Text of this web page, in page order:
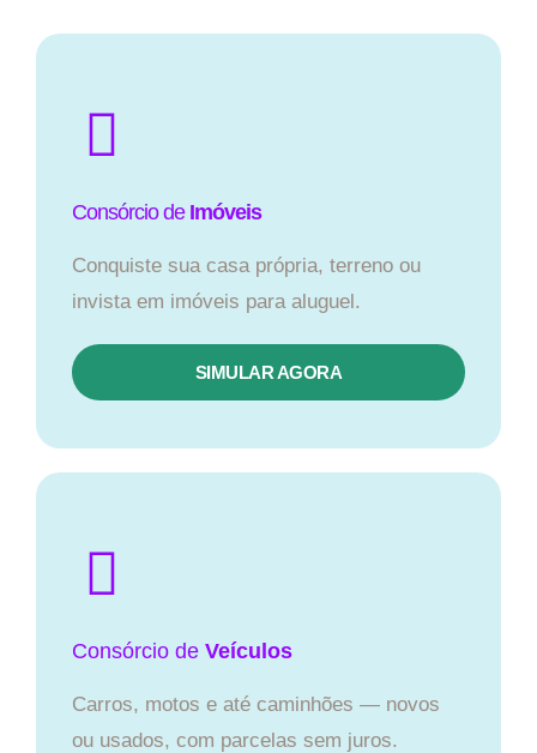
Consórcio de Imóveis
Conquiste sua casa própria, terreno ou
invista em imóveis para aluguel.
SIMULAR AGORA​
Consórcio de Veículos
Carros, motos e até caminhões — novos
ou usados, com parcelas sem juros.